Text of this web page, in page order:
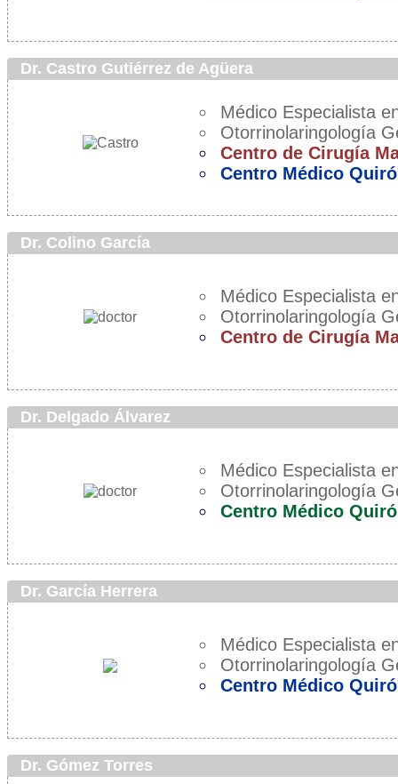
Dr. Castro Gutiérrez de Agüera
Médico Especialista
Otorrinolaringología
Centro de Cirugía
Centro Médico
Dr. Colino García
Médico Especialista
Otorrinolaringología
Centro de Cirugía
Dr. Delgado Álvarez
Médico Especialista
Otorrinolaringología
Centro Médico
Dr. García Herrera
Médico Especialista
Otorrinolaringología
Centro Médico
Dr. Gómez Torres